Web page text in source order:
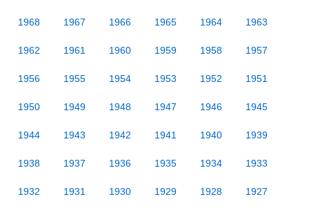
1968 1967 1966 1965 1964 1963
1962 1961 1960 1959 1958 1957
1956 1955 1954 1953 1952 1951
1950 1949 1948 1947 1946 1945
1944 1943 1942 1941 1940 1939
1938 1937 1936 1935 1934 1933
1932 1931 1930 1929 1928 1927